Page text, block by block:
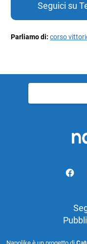
Seguici su
Parliamo di:corso
per: